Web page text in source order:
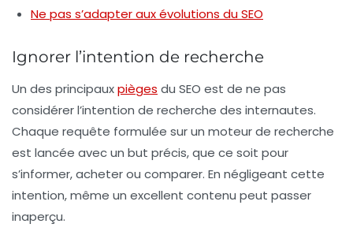
Ne pas s’adapter aux évolutions du SEO
Ignorer l’intention de recherche
Un des principauxpièges du SEO est de ne pas
considérer l’intention de recherche des internautes.
Chaque requête formulée sur un moteur de recherche
est lancée avec un but précis, que ce soit pour
s’informer, acheter ou comparer. En négligeant cette
intention, même un excellent contenu peut passer
inaperçu.